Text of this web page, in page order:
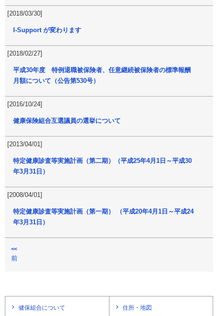
[2018/03/30]
I-Support が変わります
[2018/02/27]
平成30年度 特例退職被保険者、任意継続被保険者の標準報酬
月額について（公告第530号）
[2016/10/24]
健康保険組合互選議員の選挙について
[2013/04/01]
特定健康診査等実施計画（第二期）（平成25年4月1日～平成30
年3月31日）
[2008/04/01]
特定健康診査等実施計画（第一期） （平成20年4月1日～平成24
年3月31日）
<<
前
健保組合について 住所・地図